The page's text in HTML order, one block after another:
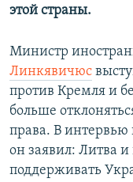
этой страны.
Министр
Линкявичюс
против Кремля и
больше
права. В интервью
он заявил: Литва и
поддерживать